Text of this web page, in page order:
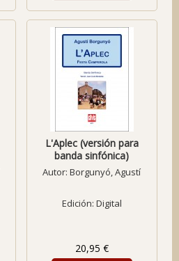
L'Aplec (versión para
banda sinfónica)
Autor:Borgunyó, Agustí
Edición: Digital
20,95 €